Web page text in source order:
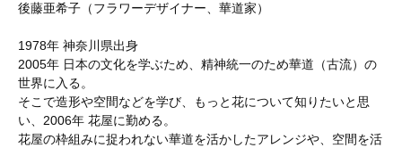
後藤亜希子（フラワーデザイナー、華道家）
1978年 神奈川県出身
2005年 日本の文化を学ぶため、精神統一のため華道（古流）の
世界に入る。
そこで造形や空間などを学び、もっと花について知りたいと思
い、2006年 花屋に勤める。
花屋の枠組みに捉われない華道を活かしたアレンジや、空間を活